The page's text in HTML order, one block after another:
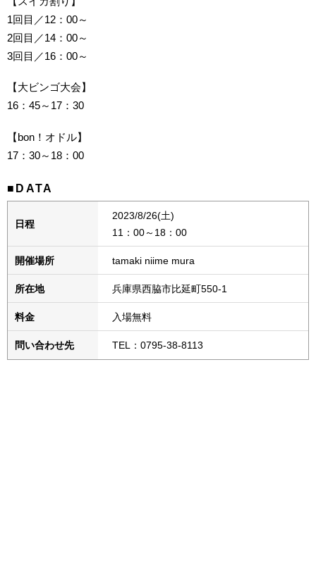
1回目／12：00～
2回目／14：00～
3回目／16：00～
【大ビンゴ大会】
16：45～17：30
【bon！オドル】
17：30～18：00
■DATA
日程
2023/8/26(土)
11：00～18：00
開催場所 tamaki niime mura
所在地 兵庫県西脇市比延町550-1
料金 入場無料
問い合わせ先 TEL：0795-38-8113